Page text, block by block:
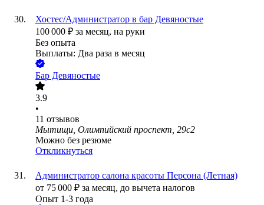
Хостес/Администратор в бар Девяностые
100 000 ₽ за месяц, на руки
Без опыта
Выплаты: Два раза в месяц
Бар Девяностые
3.9
•
11 отзывов
Мытищи, Олимпийский проспект, 29с2
Можно без резюме
Откликнуться
Администратор салона красоты Персона (Летная)
от 75 000 ₽ за месяц, до вычета налогов
Опыт 1-3 года